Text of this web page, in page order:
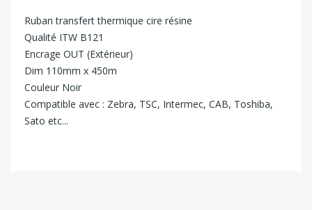
Ruban transfert thermique cire résine
Qualité ITW B121
Encrage OUT (Extérieur)
Dim 110mm x 450m
Couleur Noir
Compatible avec : Zebra, TSC, Intermec, CAB, Toshiba,
Sato etc...